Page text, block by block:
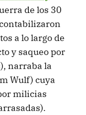
de los 30
a lo largo de
y saqueo por
narraba la
Wulf) cuya
milicias